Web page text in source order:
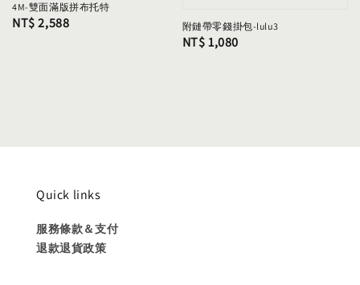
4M-雙面滿版拼布托特
Regular
NT$ 2,588 附鏈帶零錢掛包-lulu3
Regular
NT$ 1,080
Quick links
服務條款＆支付
退款退貨政策